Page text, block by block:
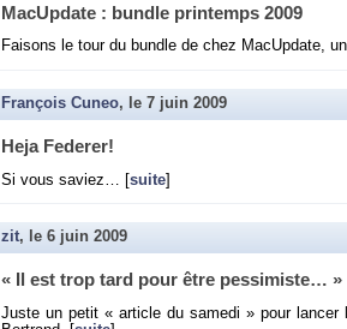
Ma­cUp­date : bundle prin­temps 2009
Fai­sons le tour du bundle de chez Ma­cUp­date,
François Cuneo, le 7 juin 2009
Heja Fe­de­rer!
Si vous sa­viez… [suite]
zit, le 6 juin 2009
« Il est trop tard pour être pes­si­miste… »
Juste un petit « ar­ticle du sa­medi » pour lan­cer